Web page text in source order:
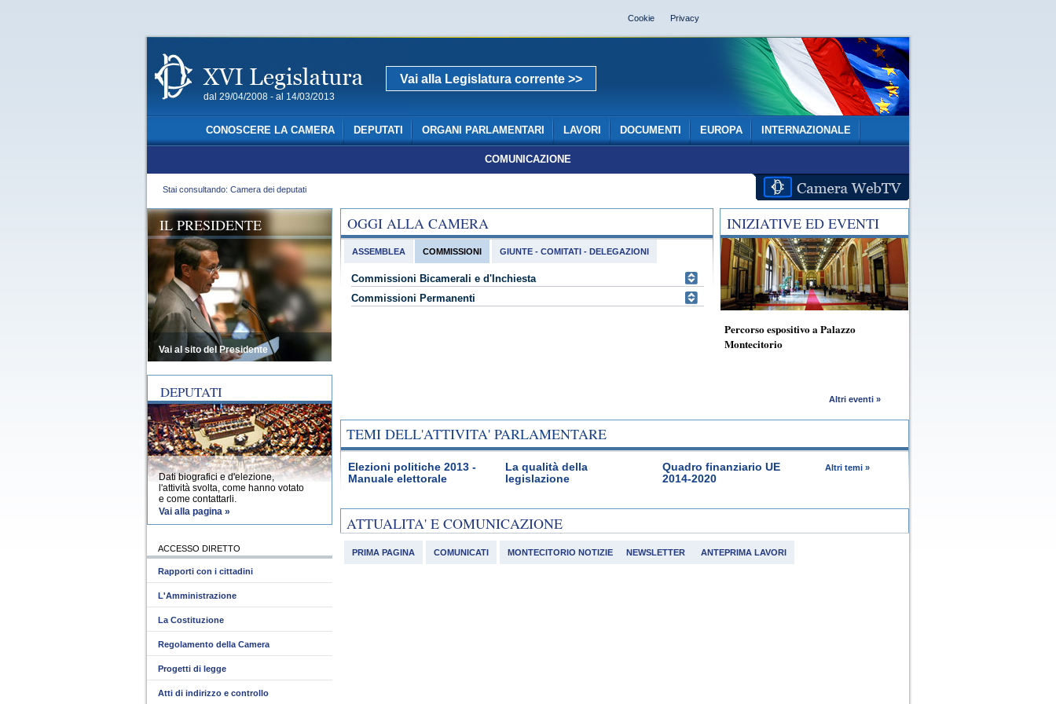
Cookie Privacy
dal 29/04/2008 - al 14/03/2013
Vai alla Legislatura corrente >>
CONOSCERE LA CAMERA DEPUTATI ORGANI PARLAMENTARI LAVORI DOCUMENTI EUROPA INTERNAZIONALE
COMUNICAZIONE
Stai consultando: Camera dei deputati
OGGI ALLA CAMERA
ASSEMBLEA COMMISSIONI
Commissioni Bicamerali e d'Inchiesta
Commissioni Permanenti
GIUNTE - COMITATI - DELEGAZIONI
INIZIATIVE ED EVENTI
Percorso espositivo a Palazzo
Montecitorio
Altri eventi »
TEMI DELL'ATTIVITA' PARLAMENTARE
Elezioni politiche 2013 -
Manuale elettorale
La qualità della
legislazione
Quadro finanziario UE
2014-2020
Altri temi »
ATTUALITA' E COMUNICAZIONE
PRIMA PAGINA COMUNICATI MONTECITORIO NOTIZIE ANTEPRIMA LAVORI
NEWSLETTER
IL PRESIDENTE
Vai al sito del Presidente
DEPUTATI
Dati biografici e d'elezione,
l'attività svolta, come hanno votato
e come contattarli.
Vai alla pagina »
ACCESSO DIRETTO
Rapporti con i cittadini
L'Amministrazione
La Costituzione
Regolamento della Camera
Progetti di legge
Atti di indirizzo e controllo